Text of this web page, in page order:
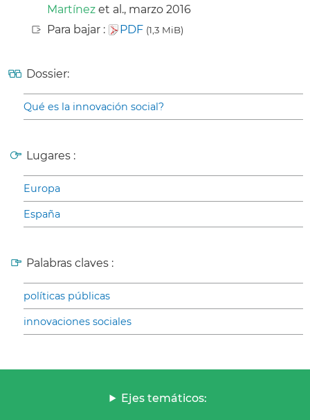
Martínez et al., marzo 2016
Para bajar :
PDF (1,3 MiB)
Dossier:
Qué es la innovación social?
Lugares :
Europa
España
Palabras claves :
políticas públicas
innovaciones sociales
Ejes temáticos: